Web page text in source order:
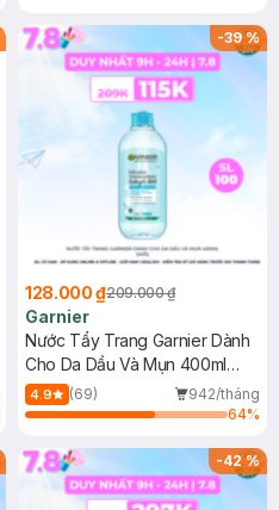
-39%
128.000 ₫209.000 ₫
Garnier
Nước Tẩy Trang Garnier Dành
Cho Da Dầu Và Mụn 400ml
(Mới)
4.9 (69)
942/tháng
64%
-42%